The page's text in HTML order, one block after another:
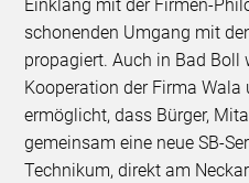
Einklang mit der Firmen-
schonenden Umgang mit
propagiert. Auch in Bad Boll
Kooperation der Firma Wala
ermöglicht, dass Bürger,
gemeinsam eine neue SB-
Technikum, direkt am